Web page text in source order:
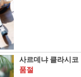
사르데냐 클라시코
품절